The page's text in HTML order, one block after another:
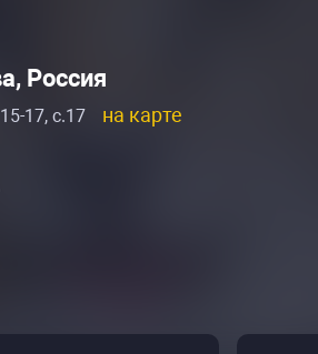
Россия
17, с.17 на карте